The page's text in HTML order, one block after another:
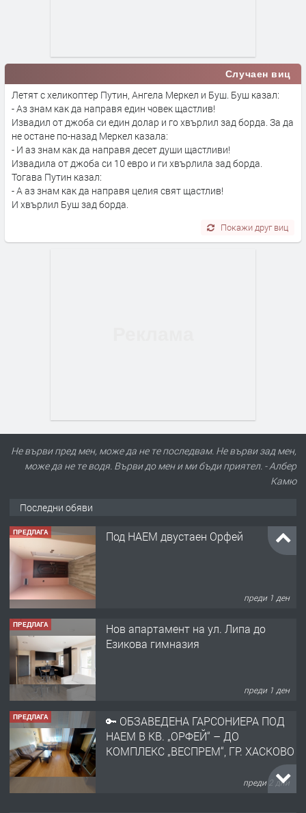
Случаен виц
Летят с хеликоптер Путин, Ангела Меркел и Буш. Буш казал:
- Аз знам как да направя един човек щастлив!
Извадил от джоба си един долар и го хвърлил зад борда. За да
не остане по-назад Меркел казала:
- И аз знам как да направя десет души щастливи!
Извадила от джоба си 10 евро и ги хвърлила зад борда.
Тогава Путин казал:
- А аз знам как да направя целия свят щастлив!
И хвърлил Буш зад борда.
Покажи друг виц
Не върви пред мен, може да не те последвам. Не върви зад мен,
може да не те водя. Върви до мен и ми бъди приятел. - Албер
Камю
Последни обяви
ПРЕДЛАГА
Нов апартамент на ул. Липа до
преди 1 ден
ПРЕДЛАГА
🔑 ОБЗАВЕДЕНА ГАРСОНИЕРА ПОД
НАЕМ В КВ. „ОРФЕЙ“ – ДО
преди 2 дни
ПРЕДЛАГА
НАПЪЛНО ОБЗАВЕДЕН И
ОБОРУДВАН ТРИСТАЕН
АПАРТАМЕНТ В ЦЕНТЪРА НА ГР.
преди 3 дни